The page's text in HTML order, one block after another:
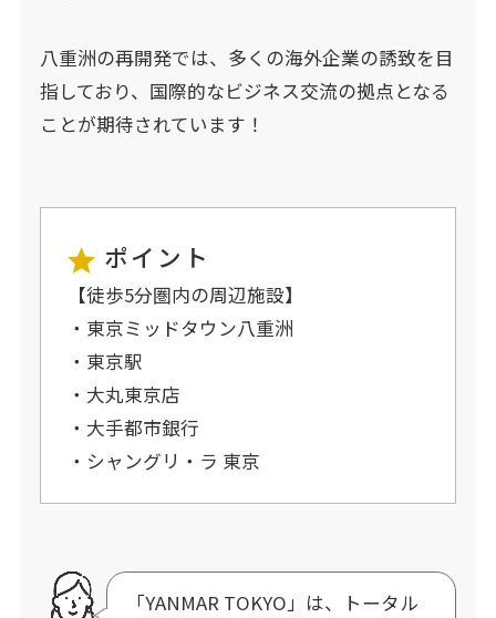
八重洲の再開発では、多くの海外企業の誘致を目
指しており、国際的なビジネス交流の拠点となる
ことが期待されています！
ポイント
【徒歩5分圏内の周辺施設】
・東京ミッドタウン八重洲
・東京駅
・大丸東京店
・大手都市銀行
・シャングリ・ラ 東京
「YANMAR TOKYO」は、トータル